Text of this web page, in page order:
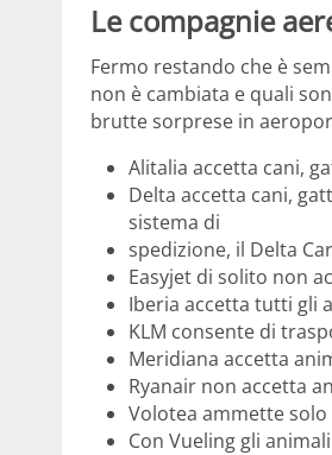
Le compagnie
Fermo restando che è
non è cambiata e quali
brutte sorprese in
Alitalia accetta cani,
Delta accetta cani,
sistema di
spedizione, il Delta
Easyjet di solito non
Iberia accetta tutti gli
KLM consente di
Meridiana accetta
Ryanair non accetta
Volotea ammette
Con Vueling gli